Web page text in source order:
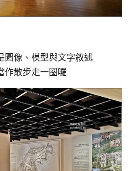
圖像、模型與文字敘述
作散步走一圈囉